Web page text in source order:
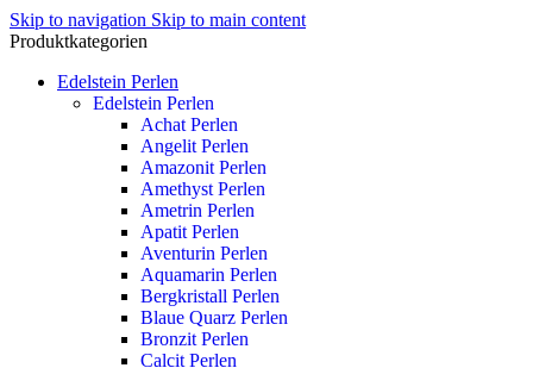
Skip to navigation Skip to main content
Produktkategorien
Edelstein Perlen
Edelstein Perlen
Achat Perlen
Angelit Perlen
Amazonit Perlen
Amethyst Perlen
Ametrin Perlen
Apatit Perlen
Aventurin Perlen
Aquamarin Perlen
Bergkristall Perlen
Blaue Quarz Perlen
Bronzit Perlen
Calcit Perlen